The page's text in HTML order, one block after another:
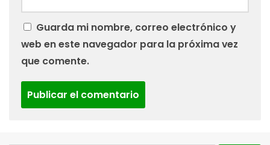
Guarda mi nombre, correo electrónico y
web en este navegador para la próxima vez
que comente.